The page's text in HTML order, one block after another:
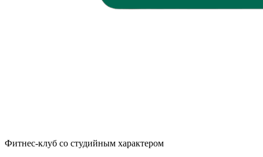
Фитнес-клуб со студийным характером